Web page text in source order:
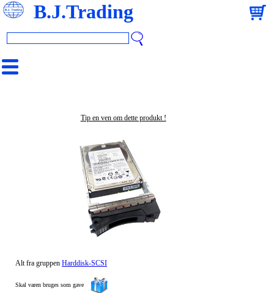
B.J.Trading
Tip en ven om dette produkt !
Alt fra gruppen Harddisk-SCSI
Skal varen bruges som gave